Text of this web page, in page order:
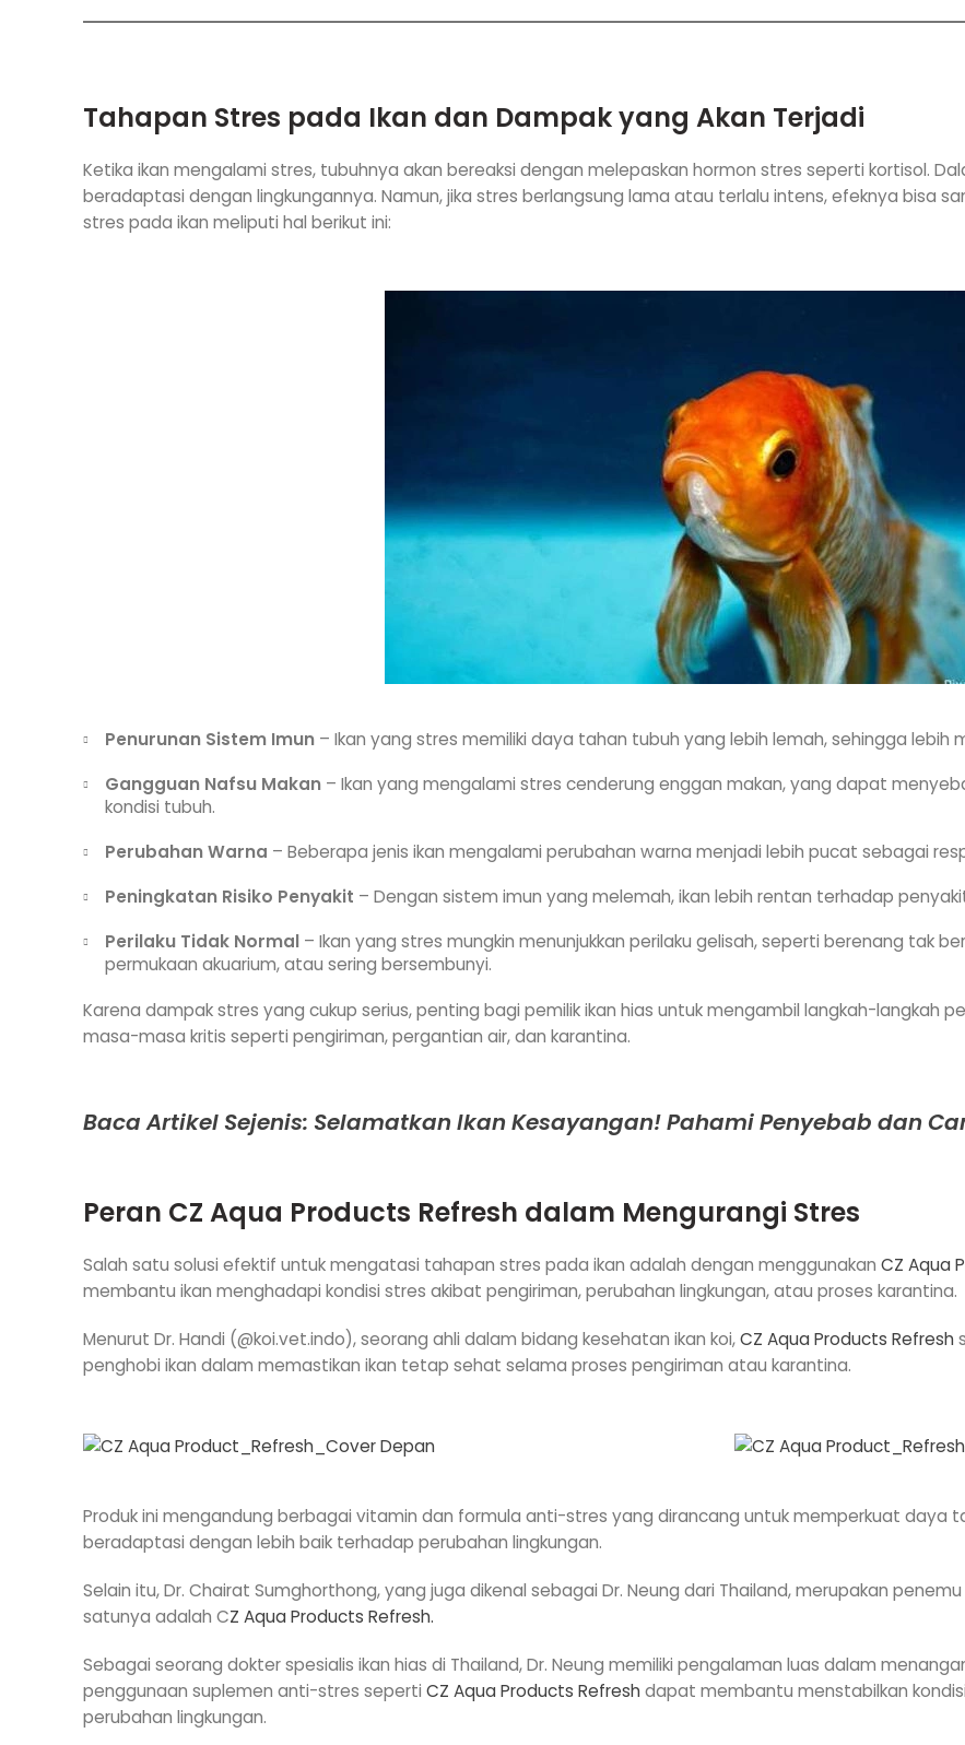
Tahapan Stres pada Ikan dan Dampak yang Akan Terjadi
Ketika ikan mengalami stres, tubuhnya akan bereaksi dengan melepaskan hormon stres seperti kortisol.
beradaptasi dengan lingkungannya. Namun, jika stres berlangsung lama atau terlalu intens, efeknya bisa
stres pada ikan meliputi hal berikut ini:
Penurunan Sistem Imun – Ikan yang stres memiliki daya tahan tubuh yang lebih lemah, sehingga lebih
Gangguan Nafsu Makan – Ikan yang mengalami stres cenderung enggan makan, yang dapat
kondisi tubuh.
Perubahan Warna – Beberapa jenis ikan mengalami perubahan warna menjadi lebih pucat sebagai
Peningkatan Risiko Penyakit – Dengan sistem imun yang melemah, ikan lebih rentan terhadap
Perilaku Tidak Normal – Ikan yang stres mungkin menunjukkan perilaku gelisah, seperti berenang tak
permukaan akuarium, atau sering bersembunyi.
Karena dampak stres yang cukup serius, penting bagi pemilik ikan hias untuk mengambil langkah-langkah
masa-masa kritis seperti pengiriman, pergantian air, dan karantina.
Baca Artikel Sejenis: Selamatkan Ikan Kesayangan! Pahami Penyebab dan
Peran CZ Aqua Products Refresh dalam Mengurangi Stres
Salah satu solusi efektif untuk mengatasi tahapan stres pada ikan adalah dengan menggunakan CZ Aqua
membantu ikan menghadapi kondisi stres akibat pengiriman, perubahan lingkungan, atau proses karantina.
Menurut Dr. Handi (@koi.vet.indo), seorang ahli dalam bidang kesehatan ikan koi,CZ Aqua Products Refresh
penghobi ikan dalam memastikan ikan tetap sehat selama proses pengiriman atau karantina.
Produk ini mengandung berbagai vitamin dan formula anti-stres yang dirancang untuk memperkuat daya
beradaptasi dengan lebih baik terhadap perubahan lingkungan.
Selain itu, Dr. Chairat Sumghorthong, yang juga dikenal sebagai Dr. Neung dari Thailand, merupakan
satunya adalah CZ Aqua Products Refresh.
Sebagai seorang dokter spesialis ikan hias di Thailand, Dr. Neung memiliki pengalaman luas dalam
penggunaan suplemen anti-stres seperti CZ Aqua Products Refreshdapat membantu menstabilkan
perubahan lingkungan.